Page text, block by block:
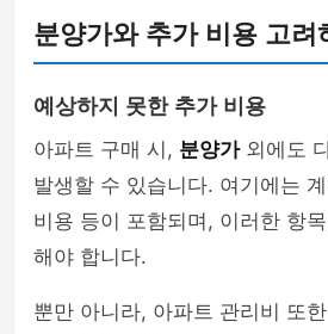
분양가와 추가 비용 고려
예상하지 못한 추가 비용
아파트 구매 시, 분양가외에도
발생할 수 있습니다. 여기에는
비용 등이 포함되며, 이러한 항
해야 합니다.
뿐만 아니라, 아파트 관리비 또